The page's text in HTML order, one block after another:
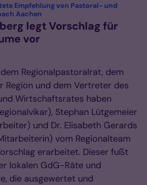
Empfehlung von Pastoral- und
Aachen
legt Vorschlag für
vor
Regionalpastoralrat, dem
Region und dem Vertreter des
Wirtschaftsrates haben
Stephan Lütgemeier
und Dr. Elisabeth Gerards
vom Regionalteam
erarbeitet. Dieser fußt
lokalen GdG-Räte und
die ausgewertet und